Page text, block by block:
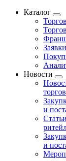
Каталог
Новости
и
Статьи
и